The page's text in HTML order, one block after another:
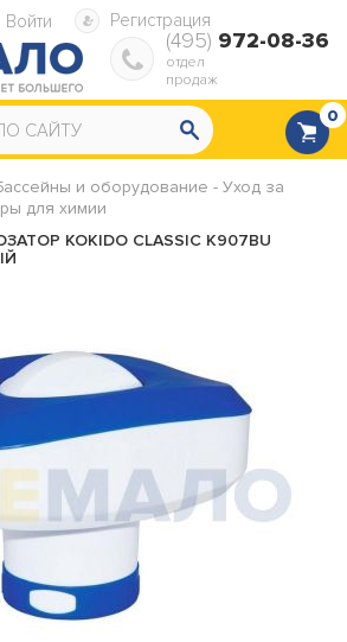
Войти Регистрация
(495) 972-08-36
отдел
продаж
0
Надувные диваны и кресла
Насосы, ремкомплекты
Подстилки под бассейн
и оборудование - Уход за
для химии
KOKIDO CLASSIC K907BU